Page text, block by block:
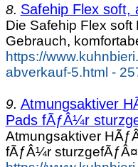
8. Safehip Flex soft,
Die Safehip Flex
Gebrauch,
https://
abverkauf-5.html -
9. Atmungsaktiver
Pads fÃƒÂ¼r
Atmungsaktiver
fÃƒÂ¼r